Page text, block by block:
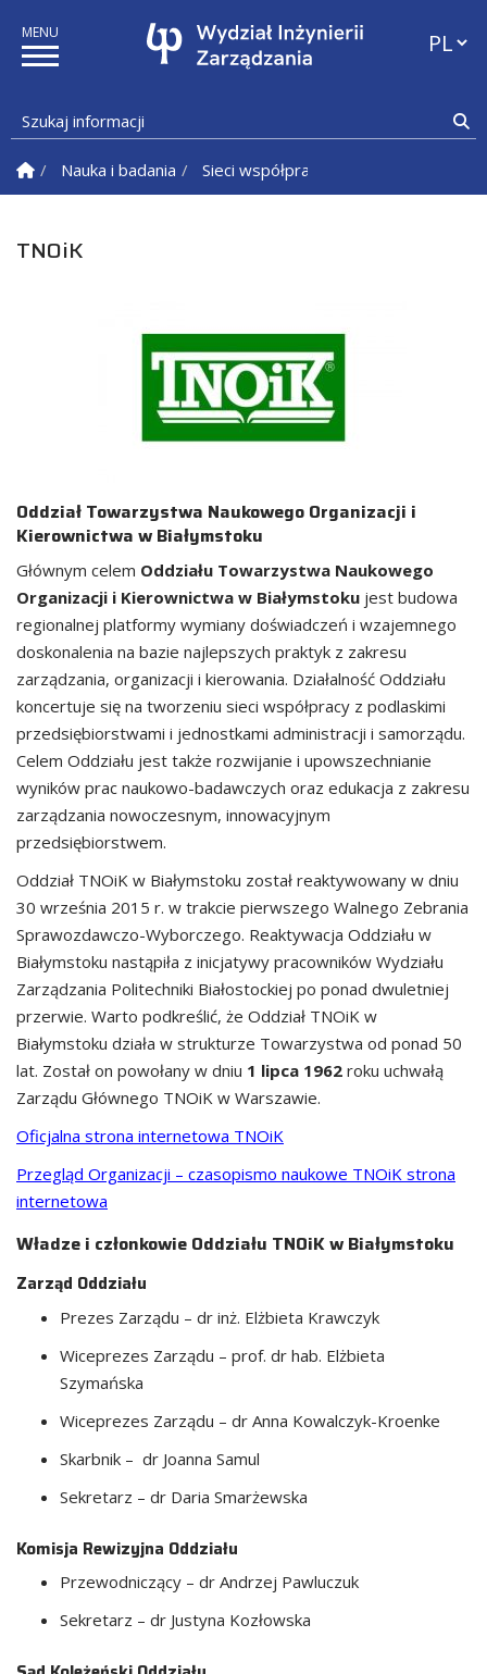
Szukaj informacji
Strona Główna
Nauka i badania Sieci współpracy
TNOiK
Oddział Towarzystwa Naukowego Organizacji i
Kierownictwa w Białymstoku
Głównym celem Oddziału Towarzystwa Naukowego
Organizacji i Kierownictwa w Białymstoku jest budowa
regionalnej platformy wymiany doświadczeń i wzajemnego
doskonalenia na bazie najlepszych praktyk z zakresu
zarządzania, organizacji i kierowania. Działalność Oddziału
koncertuje się na tworzeniu sieci współpracy z podlaskimi
przedsiębiorstwami i jednostkami administracji i samorządu.
Celem Oddziału jest także rozwijanie i upowszechnianie
wyników prac naukowo-badawczych oraz edukacja z zakresu
zarządzania nowoczesnym, innowacyjnym
przedsiębiorstwem.
Oddział TNOiK w Białymstoku został reaktywowany w dniu
30 września 2015 r. w trakcie pierwszego Walnego Zebrania
Sprawozdawczo-Wyborczego. Reaktywacja Oddziału w
Białymstoku nastąpiła z inicjatywy pracowników Wydziału
Zarządzania Politechniki Białostockiej po ponad dwuletniej
przerwie. Warto podkreślić, że Oddział TNOiK w
Białymstoku działa w strukturze Towarzystwa od ponad 50
lat. Został on powołany w dniu 1 lipca 1962 roku uchwałą
Zarządu Głównego TNOiK w Warszawie.
Oficjalna strona internetowa TNOiK
Przegląd Organizacji – czasopismo naukowe TNOiK strona
internetowa
Władze i członkowie Oddziału TNOiK w Białymstoku
Zarząd Oddziału
Prezes Zarządu – dr inż. Elżbieta Krawczyk
Wiceprezes Zarządu – prof. dr hab. Elżbieta
Szymańska
Wiceprezes Zarządu – dr Anna Kowalczyk-Kroenke
Skarbnik – dr Joanna Samul
Sekretarz – dr Daria Smarżewska
Komisja Rewizyjna Oddziału
Przewodniczący – dr Andrzej Pawluczuk
Sekretarz – dr Justyna Kozłowska